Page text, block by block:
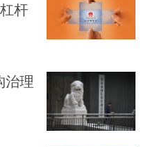
杆
治理